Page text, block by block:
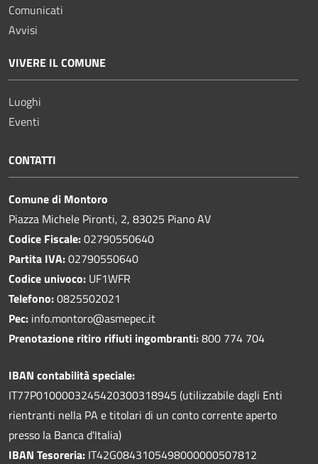
Comunicati
Avvisi
VIVERE IL COMUNE
Luoghi
Eventi
CONTATTI
Comune di Montoro
Piazza Michele Pironti, 2, 83025 Piano AV
Codice Fiscale:02790550640
Partita IVA:02790550640
Codice univoco: UF1WFR
Telefono:0825502021
Pec: info.montoro@asmepec.it
Prenotazione ritiro rifiuti ingombranti:800 774 704
IBAN contabilità speciale:
IT77P0100003245420300318945 (utilizzabile dagli Enti
rientranti nella PA e titolari di un conto corrente aperto
presso la Banca d'Italia)
IBAN Tesoreria: IT42G0843105498000000507812